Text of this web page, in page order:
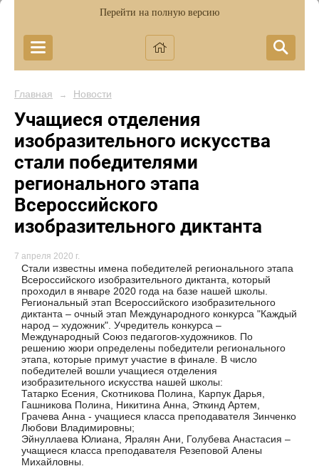
Перейти на полную версию
Главная → Новости
Учащиеся отделения
изобразительного искусства
стали победителями
регионального этапа
Всероссийского
изобразительного диктанта
7 апреля 2020 г.
Стали известны имена победителей регионального этапа
Всероссийского изобразительного диктанта, который
проходил в январе 2020 года на базе нашей школы.
Региональный этап Всероссийского изобразительного
диктанта – очный этап Международного конкурса "Каждый
народ – художник". Учредитель конкурса –
Международный Союз педагогов-художников. По
решению жюри определены победители регионального
этапа, которые примут участие в финале. В число
победителей вошли учащиеся отделения
изобразительного искусства нашей школы:
Татарко Есения, Скотникова Полина, Карпук Дарья,
Гашникова Полина, Никитина Анна, Эткинд Артем,
Грачева Анна - учащиеся класса преподавателя Зинченко
Любови Владимировны;
Эйнуллаева Юлиана, Яралян Ани, Голубева Анастасия –
учащиеся класса преподавателя Резеповой Алены
Михайловны.